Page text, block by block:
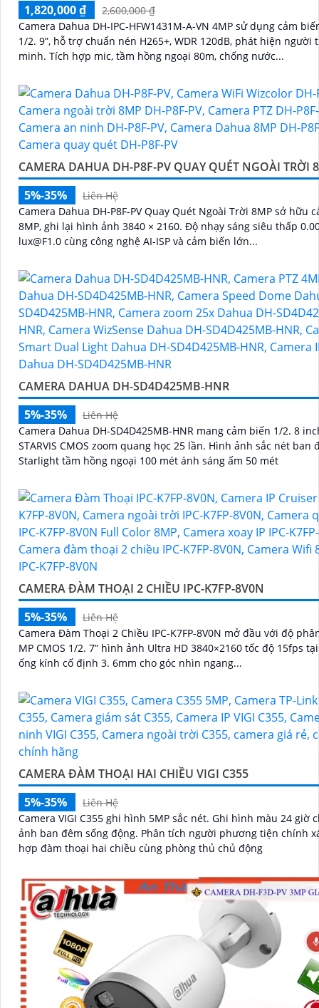
1,820,000 ₫
2,600,000 ₫
Camera Dahua DH-IPC-HFW1431M-A-VN 4MP sử dụng cảm
1/2. 9”, hỗ trợ chuẩn nén H265+, WDR 120dB, phát hiện người
minh. Tích hợp mic, tầm hồng ngoại 80m, chống nước...
CAMERA DAHUA DH-P8F-PV QUAY QUÉT NGOÀI TRỜI
5%-35%
Liên Hệ
Camera Dahua DH-P8F-PV Quay Quét Ngoài Trời 8MP sở hữu
8MP, ghi lại hình ảnh 3840 × 2160. Độ nhạy sáng siêu thấp 0.0005
lux@F1.0 cùng công nghệ AI-ISP và cảm biến lớn...
CAMERA DAHUA DH-SD4D425MB-HNR
5%-35%
Liên Hệ
Camera Dahua DH-SD4D425MB-HNR mang cảm biến 1/2. 8
STARVIS CMOS zoom quang học 25 lần. Hình ảnh sắc nét ban đêm với
Starlight tầm hồng ngoại 100 mét ánh sáng ấm 50 mét
CAMERA ĐÀM THOẠI 2 CHIỀU IPC-K7FP-8V0N
5%-35%
Liên Hệ
Camera Đàm Thoại 2 Chiều IPC-K7FP-8V0N mở đầu với độ
MP CMOS 1/2. 7” hình ảnh Ultra HD 3840×2160 tốc độ 15fps
ống kính cố định 3. 6mm cho góc nhìn ngang...
CAMERA ĐÀM THOẠI HAI CHIỀU VIGI C355
5%-35%
Liên Hệ
Camera VIGI C355 ghi hình 5MP sắc nét. Ghi hình màu 24 giờ cho hình
ảnh ban đêm sống động. Phân tích người phương tiện chính xác. Tích
hợp đàm thoại hai chiều cùng phòng thủ chủ động